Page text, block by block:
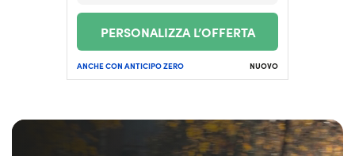
PERSONALIZZA L’OFFERTA
ANCHE CON ANTICIPO ZERO NUOVO